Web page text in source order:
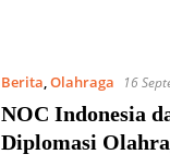
Berita,Olahraga 16
NOC Indonesia
Diplomasi